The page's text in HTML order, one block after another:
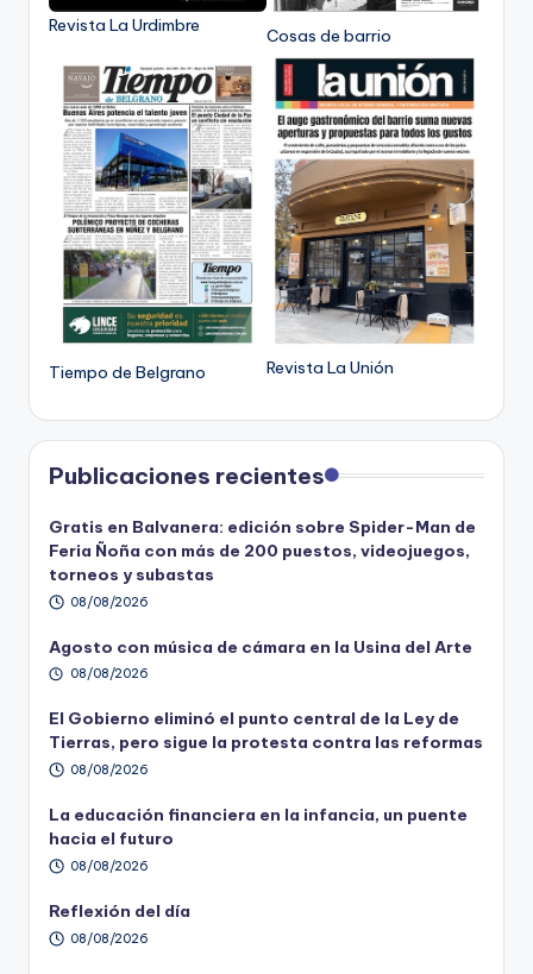
Revista La Urdimbre
Cosas de barrio
Tiempo de Belgrano Revista La Unión
Publicaciones recientes
Gratis en Balvanera: edición sobre Spider-Man de
Feria Ñoña con más de 200 puestos, videojuegos,
torneos y subastas
08/08/2026
Agosto con música de cámara en la Usina del Arte
08/08/2026
El Gobierno eliminó el punto central de la Ley de
Tierras, pero sigue la protesta contra las reformas
08/08/2026
La educación financiera en la infancia, un puente
hacia el futuro
08/08/2026
Reflexión del día
08/08/2026